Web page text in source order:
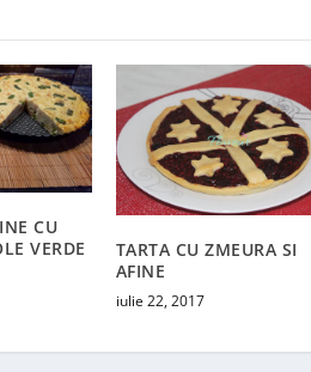
CU
VERDE
TARTA CU ZMEURA SI
AFINE
iulie 22, 2017